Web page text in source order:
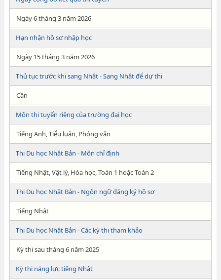
Ngày 6 tháng 3 năm 2026
Hạn nhận hồ sơ nhập học
Ngày 15 tháng 3 năm 2026
Thủ tục trước khi sang Nhật - Sang Nhật để dự thi
Cần
Môn thi tuyển riêng của trường đại học
Tiếng Anh, Tiểu luận, Phỏng vấn
Thi Du học Nhật Bản - Môn chỉ định
Tiếng Nhật, Vật lý, Hóa học, Toán 1 hoặc Toán 2
Thi Du học Nhật Bản - Ngôn ngữ đăng ký hồ sơ
Tiếng Nhật
Thi Du học Nhật Bản - Các kỳ thi tham khảo
Kỳ thi sau tháng 6 năm 2025
Kỳ thi năng lực tiếng Nhật